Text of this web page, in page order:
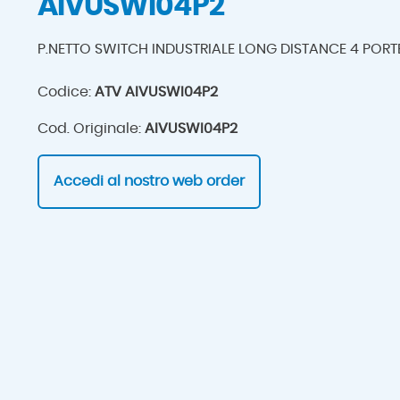
AIVUSWI04P2
P.NETTO SWITCH INDUSTRIALE LONG DISTANCE 4
Codice: ATV AIVUSWI04P2
Cod. Originale: AIVUSWI04P2
Accedi al nostro web order